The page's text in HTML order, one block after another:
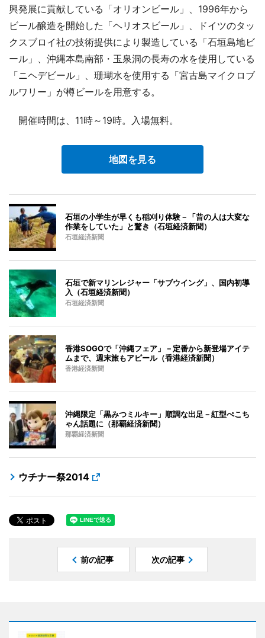
興発展に貢献している「オリオンビール」、1996年から
ビール醸造を開始した「ヘリオスビール」、ドイツのタッ
クスブロイ社の技術提供により製造している「石垣島地ビ
ール」、沖縄本島南部・玉泉洞の長寿の水を使用している
「ニヘデビール」、珊瑚水を使用する「宮古島マイクロブ
ルワリー」が樽ビールを用意する。
開催時間は、11時～19時。入場無料。
地図を見る
石垣の小学生が早くも稲刈り体験－「昔の人は大変な
作業をしていた」と驚き（石垣経済新聞）
石垣経済新聞
石垣で新マリンレジャー「サブウイング」、国内初導
入（石垣経済新聞）
石垣経済新聞
香港SOGOで「沖縄フェア」－定番から新登場アイテ
ムまで、週末旅もアピール（香港経済新聞）
香港経済新聞
沖縄限定「黒みつミルキー」順調な出足－紅型ぺこち
ゃん話題に（那覇経済新聞）
那覇経済新聞
ウチナー祭2014
前の記事 次の記事